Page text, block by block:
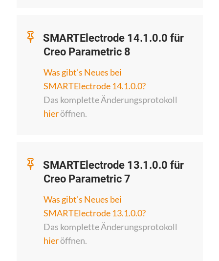
SMARTElectrode 14.1.0.0 für
Creo Parametric 8
Was gibt’s Neues bei
SMARTElectrode 14.1.0.0?
Das komplette Änderungsprotokoll
hieröffnen.
SMARTElectrode 13.1.0.0 für
Creo Parametric 7
Was gibt’s Neues bei
SMARTElectrode 13.1.0.0?
Das komplette Änderungsprotokoll
hieröffnen.